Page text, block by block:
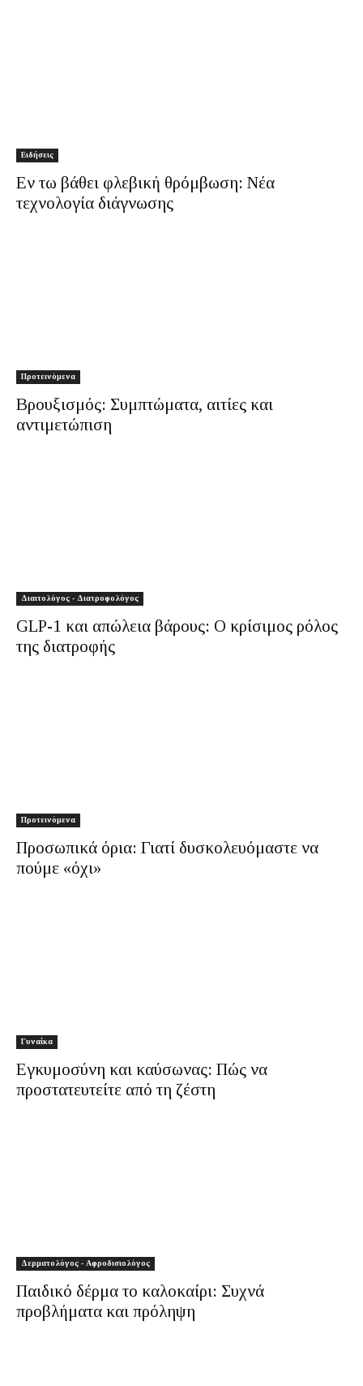
Ειδήσεις
Εν τω βάθει φλεβική θρόμβωση: Νέα
τεχνολογία διάγνωσης
Προτεινόμενα
Βρουξισμός: Συμπτώματα, αιτίες και
αντιμετώπιση
Διαιτολόγος - Διατροφολόγος
GLP-1 και απώλεια βάρους: Ο κρίσιμος ρόλος
της διατροφής
Προτεινόμενα
Προσωπικά όρια: Γιατί δυσκολευόμαστε να
πούμε «όχι»
Γυναίκα
Εγκυμοσύνη και καύσωνας: Πώς να
προστατευτείτε από τη ζέστη
Δερματολόγος - Αφροδισιολόγος
Παιδικό δέρμα το καλοκαίρι: Συχνά
προβλήματα και πρόληψη